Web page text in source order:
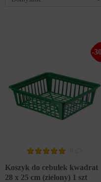
-
Koszyk do cebulek kwadrat
28 x 25 cm (zielony) 1 szt